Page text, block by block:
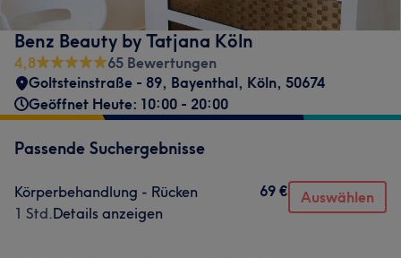
Benz Beauty by Tatjana Köln
4,8
65 Bewertungen
Goltsteinstraße - 89, Bayenthal, Köln, 50674
Geöffnet Heute: 10:00 - 20:00
Passende Suchergebnisse
Körperbehandlung - Rücken
1 Std.Details anzeigen
69 € Auswählen